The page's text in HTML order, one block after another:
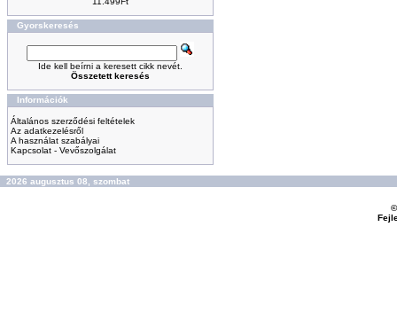
Gyorskeresés
Ide kell beírni a keresett cikk nevét.
Összetett keresés
Információk
Általános szerződési feltételek
Az adatkezelésről
A használat szabályai
Kapcsolat - Vevőszolgálat
2026 augusztus 08, szombat